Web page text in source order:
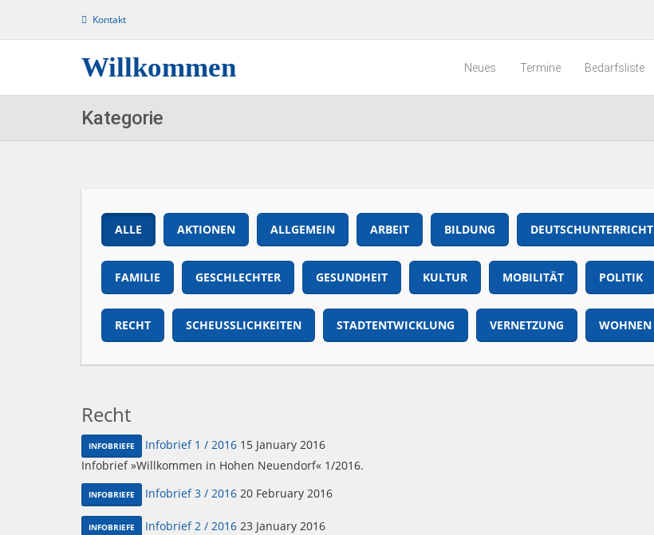
Kontakt
Willkommen Neues Termine Bedarfsliste
Kategorie
ALLE AKTIONEN ALLGEMEIN ARBEIT BILDUNG DEUTSCHUNTERRICHT
FAMILIE GESCHLECHTER GESUNDHEIT KULTUR MOBILITÄT POLITIK
RECHT SCHEUSSLICHKEITEN STADTENTWICKLUNG VERNETZUNG WOHNEN
Recht
INFOBRIEFE Infobrief 1 / 2016 15 January 2016
Infobrief »Willkommen in Hohen Neuendorf« 1/2016.
INFOBRIEFE Infobrief 3 / 2016 20 February 2016
INFOBRIEFE Infobrief 2 / 2016 23 January 2016